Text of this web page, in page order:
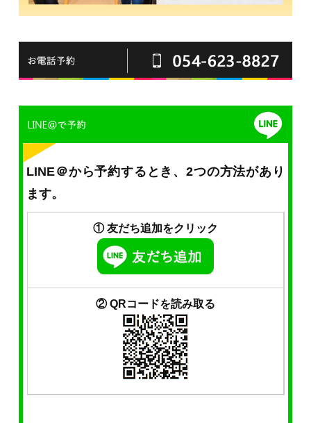
LINE＠から予約するとき、2つの方法があり
ます。
① 友だち追加をクリック
② QRコードを読み取る